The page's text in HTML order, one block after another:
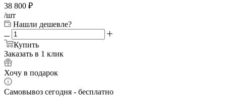
38 800 ₽
/шт
Нашли дешевле?
Купить
Заказать в 1 клик
Хочу в подарок
Самовывоз сегодня - бесплатно